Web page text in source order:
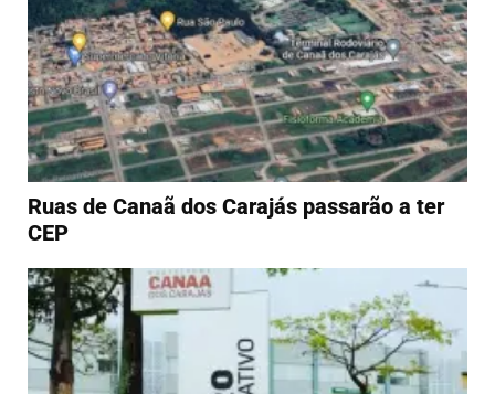
Ruas de Canaã dos Carajás passarão a ter
CEP